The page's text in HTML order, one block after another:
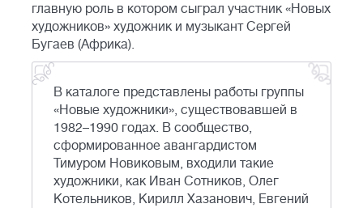
главную роль в котором сыграл участник «Новых
художников» художник и музыкант Сергей
Бугаев (Африка).
В каталоге представлены работы группы
«Новые художники», существовавшей в
1982–1990 годах. В сообщество,
сформированное авангардистом
Тимуром Новиковым, входили такие
художники, как Иван Сотников, Олег
Котельников, Кирилл Хазанович, Евгений